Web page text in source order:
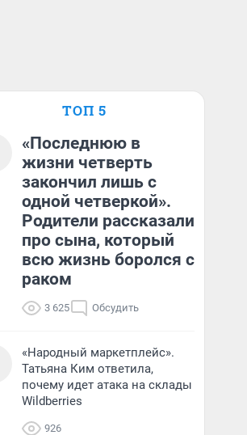
ТОП 5
«Последнюю в
жизни четверть
закончил лишь с
одной четверкой».
Родители рассказали
про сына, который
всю жизнь боролся с
раком
3 625 Обсудить
«Народный маркетплейс».
Татьяна Ким ответила,
почему идет атака на склады
Wildberries
926